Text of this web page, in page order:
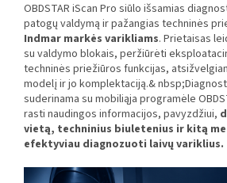
OBDSTAR iScan Pro siūlo išsamias
patogų valdymą ir pažangias techninės
Indmar markės varikliams. Prietaisas
su valdymo blokais, peržiūrėti
techninės priežiūros funkcijas,
modelį ir jo komplektaciją.& nbsp;
suderinama su mobiliąja programėle
rasti naudingos informacijos, pavyzdžiui,
vietą, techninius biuletenius ir kitą
efektyviau diagnozuoti laivų variklius.